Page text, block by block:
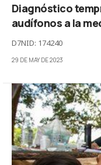
Diagnóstico
audífonos a la
D7NID: 174240
29 DE MAY DE 2023